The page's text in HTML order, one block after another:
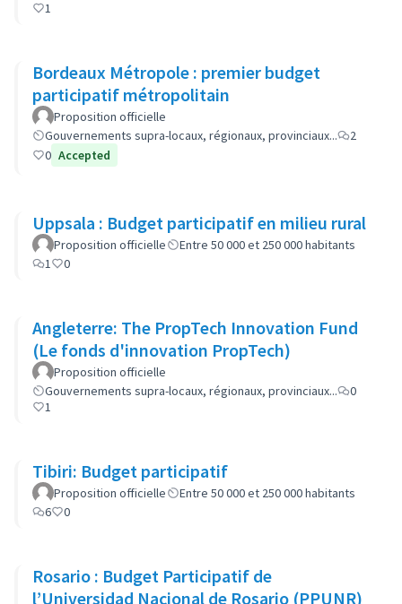
1
Bordeaux Métropole : premier budget
participatif métropolitain
Proposition officielle
Gouvernements supra-locaux, régionaux, provinciaux...
2
0 Accepted
Uppsala : Budget participatif en milieu rural
Proposition officielle
Entre 50 000 et 250 000 habitants
1
0
Angleterre: The PropTech Innovation Fund
(Le fonds d'innovation PropTech)
Proposition officielle
Gouvernements supra-locaux, régionaux, provinciaux...
0
1
Tibiri: Budget participatif
Proposition officielle
Entre 50 000 et 250 000 habitants
6
0
Rosario : Budget Participatif de
l’Universidad Nacional de Rosario (PPUNR)